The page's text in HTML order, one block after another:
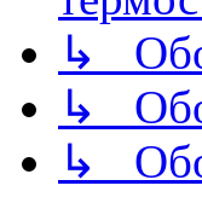
↳
↳
↳